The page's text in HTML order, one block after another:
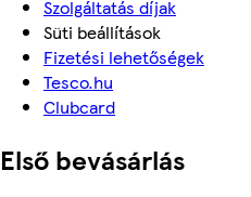
Szolgáltatás díjak
Süti beállítások
Fizetési lehetőségek
Tesco.hu
Clubcard
Első bevásárlás